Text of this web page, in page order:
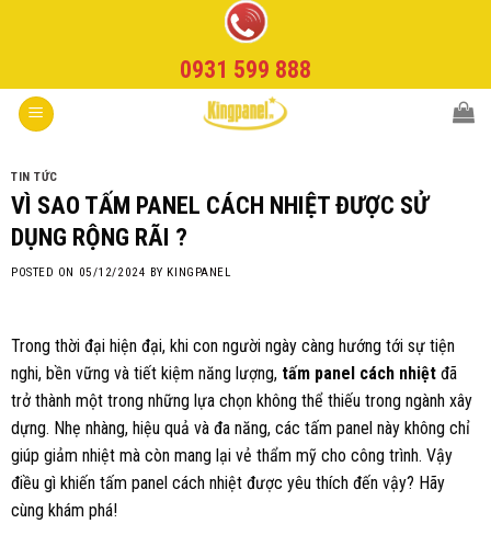
0931 599 888
TIN TỨC
VÌ SAO TẤM PANEL CÁCH NHIỆT ĐƯỢC SỬ
DỤNG RỘNG RÃI ?
POSTED ON 05/12/2024 BY KINGPANEL
Trong thời đại hiện đại, khi con người ngày càng hướng tới sự tiện
nghi, bền vững và tiết kiệm năng lượng, tấm panel cách nhiệt đã
trở thành một trong những lựa chọn không thể thiếu trong ngành xây
dựng. Nhẹ nhàng, hiệu quả và đa năng, các tấm panel này không chỉ
giúp giảm nhiệt mà còn mang lại vẻ thẩm mỹ cho công trình. Vậy
điều gì khiến tấm panel cách nhiệt được yêu thích đến vậy? Hãy
cùng khám phá!